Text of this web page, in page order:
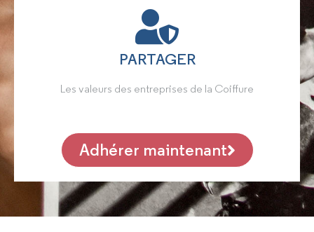
PARTAGER
Les valeurs des entreprises de la Coiffure
Adhérer maintenant